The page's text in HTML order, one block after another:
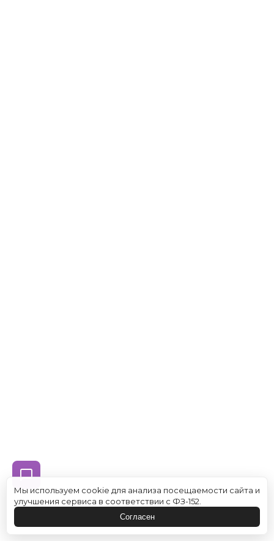
Мы используем cookie для анализа посещаемости сайта и
улучшения сервиса в соответствии с ФЗ-152.
Согласен